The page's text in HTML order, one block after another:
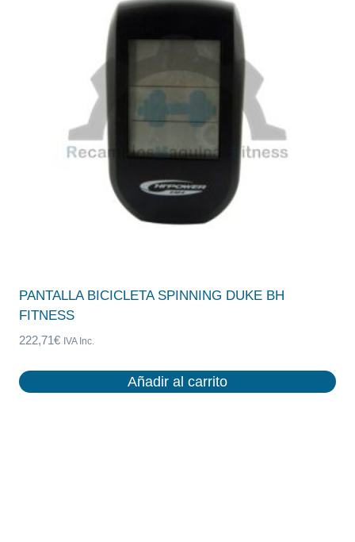
PANTALLA BICICLETA SPINNING DUKE BH
FITNESS
222,71 € IVA Inc.
Añadir al carrito